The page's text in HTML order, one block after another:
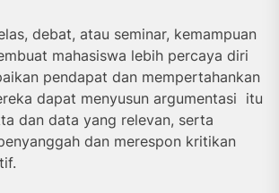
debat, atau seminar, kemampuan
mahasiswa lebih percaya diri
pendapat dan mempertahankan
dapat menyusun argumentasi itu
dan data yang relevan, serta
dan merespon kritikan